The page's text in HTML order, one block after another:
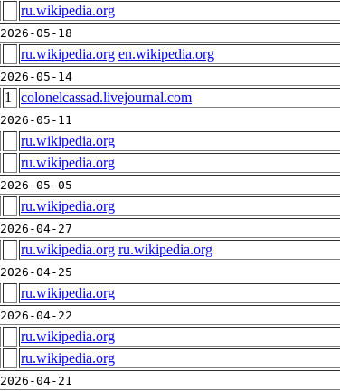
ru.wikipedia.org
2026-05-18
ru.wikipedia.org en.wikipedia.org
2026-05-14
1 colonelcassad.livejournal.com
2026-05-11
ru.wikipedia.org
ru.wikipedia.org
2026-05-05
ru.wikipedia.org
2026-04-27
ru.wikipedia.org ru.wikipedia.org
2026-04-25
ru.wikipedia.org
2026-04-22
ru.wikipedia.org
ru.wikipedia.org
2026-04-21